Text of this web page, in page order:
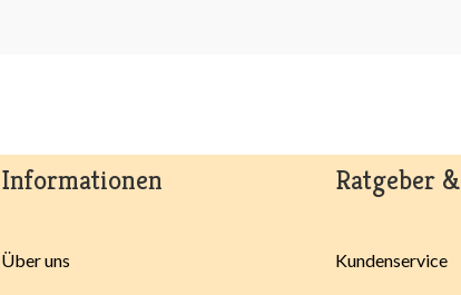
Informationen
Über uns
Ratgeber
Kundenservice